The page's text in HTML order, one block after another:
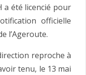
a été licencié pour
officielle
l’Ageroute.
reproche à
tenu, le 13 mai